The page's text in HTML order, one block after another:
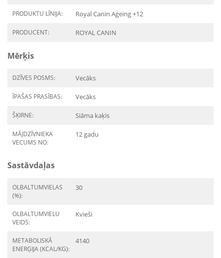
PRODUKTU LĪNIJA: Royal Canin Ageing +12
PRODUCENT: ROYAL CANIN
Mērķis
DZĪVES POSMS: Vecāks
ĪPAŠAS PRASĪBAS: Vecāks
ŠĶIRNE: Siāma kaķis
MĀJDZĪVNIEKA
VECUMS NO:
12 gadu
Sastāvdaļas
OLBALTUMVIELAS
(%):
30
OLBALTUMVIELU
VEIDS:
Kvieši
METABOLISKĀ
ENERĢIJA (KCAL/KG):
4140